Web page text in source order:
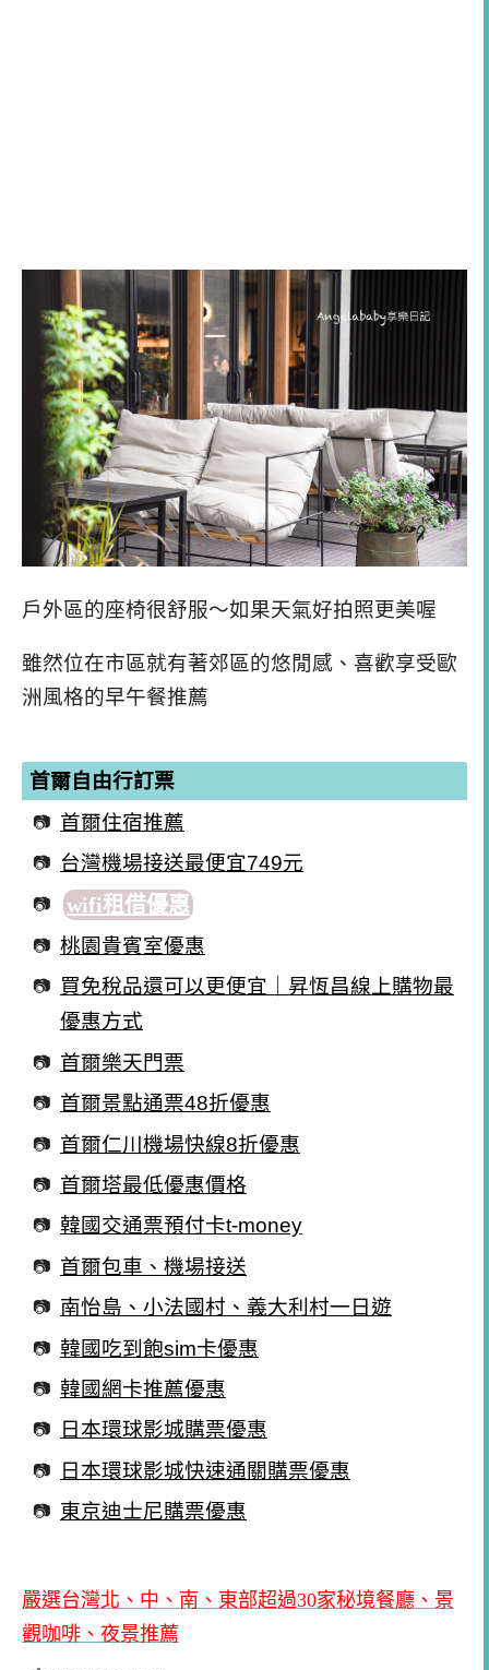
戶外區的座椅很舒服～如果天氣好拍照更美喔
雖然位在市區就有著郊區的悠閒感、喜歡享受歐
洲風格的早午餐推薦
首爾自由行訂票
首爾住宿推薦
台灣機場接送最便宜749元
wifi租借優惠
桃園貴賓室優惠
買免稅品還可以更便宜｜昇恆昌線上購物最
優惠方式
首爾樂天門票
首爾景點通票48折優惠
首爾仁川機場快線8折優惠
首爾塔最低優惠價格
韓國交通票預付卡t-money
首爾包車、機場接送
南怡島、小法國村、義大利村一日遊
韓國吃到飽sim卡優惠
韓國網卡推薦優惠
日本環球影城購票優惠
日本環球影城快速通關購票優惠
東京迪士尼購票優惠
嚴選台灣北、中、南、東部超過30家秘境餐廳、景
觀咖啡、夜景推薦